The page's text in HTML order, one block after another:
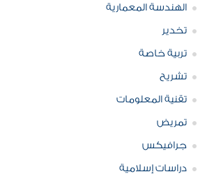
الهندسة المعمارية
تخدير
تربية خاصة
تشريح
تقنية المعلومات
تمريض
جرافيكس
دراسات إسلامية